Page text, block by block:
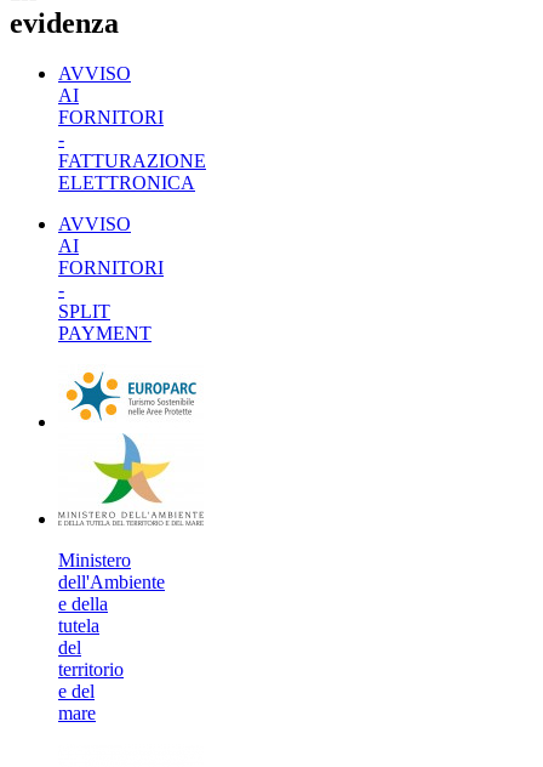
evidenza
AVVISO
AI
FORNITORI
-
FATTURAZIONE
ELETTRONICA
AVVISO
AI
FORNITORI
-
SPLIT
PAYMENT
Ministero
dell'Ambiente
e della
tutela
del
territorio
e del
mare